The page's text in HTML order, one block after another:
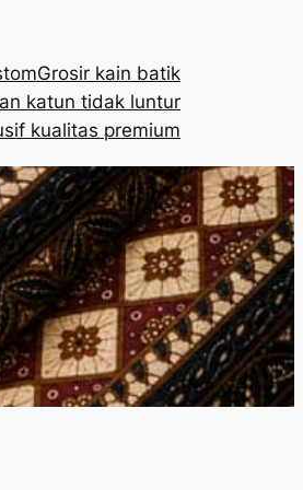
Grosir kain batik
katun tidak luntur
kualitas premium